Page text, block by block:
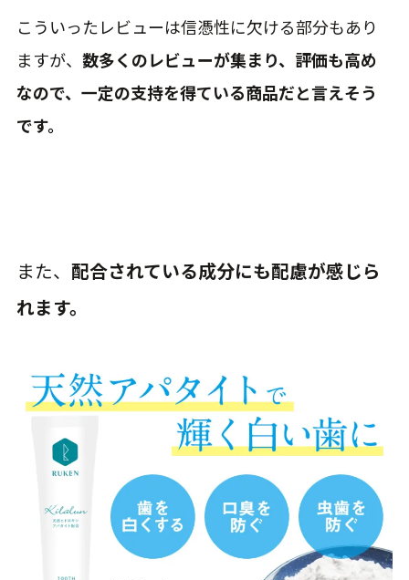
こういったレビューは信憑性に欠ける部分もあり
ますが、 数多くのレビューが集まり、評価も高め
なので、一定の支持を得ている商品だと言えそう
です。
また、 配合されている成分にも配慮が感じら
れます。